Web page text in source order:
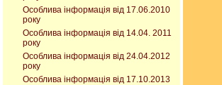
Особлива інформація від 17.06.2010
року
Особлива інформація від 14.04. 2011
року
Особлива інформація від 24.04.2012
року
Особлива інформація від 17.10.2013